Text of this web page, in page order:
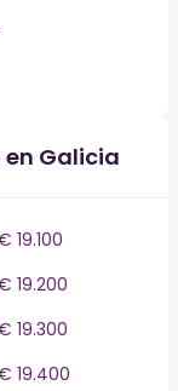
Galicia
19.100
19.200
19.300
19.400